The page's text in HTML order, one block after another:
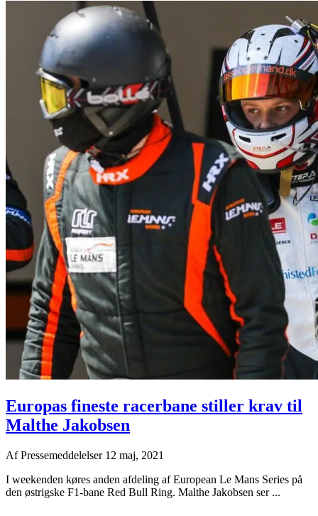
Europas fineste racerbane stiller krav til
Malthe Jakobsen
AfPressemeddelelser 12 maj, 2021
I weekenden køres anden afdeling af European Le Mans Series på
den østrigske F1-bane Red Bull Ring. Malthe Jakobsen ser ...